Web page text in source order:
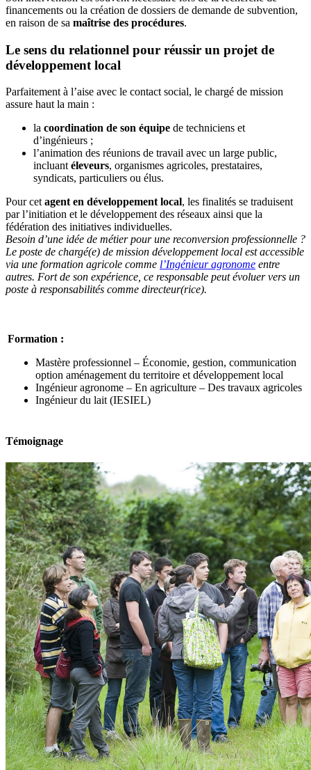
financements ou la création de dossiers de demande de subvention,
en raison de sa maîtrise des procédures.
Le sens du relationnel pour réussir un projet de
développement local
Parfaitement à l’aise avec le contact social, le chargé de mission
assure haut la main :
la coordination de son équipe de techniciens et
d’ingénieurs ;
l’animation des réunions de travail avec un large public,
incluantéleveurs, organismes agricoles, prestataires,
syndicats, particuliers ou élus.
Pour cetagent en développement local, les finalités se traduisent
par l’initiation et le développement des réseaux ainsi que la
fédération des initiatives individuelles.
Besoin d’une idée de métier pour une reconversion professionnelle ?
Le poste de chargé(e) de mission développement local est accessible
via une formation agricole comme l’Ingénieur agronome entre
autres. Fort de son expérience, ce responsable peut évoluer vers un
poste à responsabilités comme directeur(rice).
Formation :
Mastère professionnel – Économie, gestion, communication
option aménagement du territoire et développement local
Ingénieur agronome – En agriculture – Des travaux agricoles
Ingénieur du lait (IESIEL)
Témoignage